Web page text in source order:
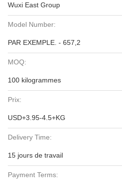
Wuxi East Group
Model Number:
PAR EXEMPLE. - 657,2
MOQ:
100 kilogrammes
Prix:
USD+3.95-4.5+KG
Delivery Time:
15 jours de travail
Payment Terms: